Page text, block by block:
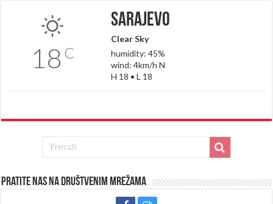
18 C
Sarajevo
Clear Sky
humidity: 45%
wind: 4km/h N
H 18 • L 18
Pratite nas na društvenim mrežama